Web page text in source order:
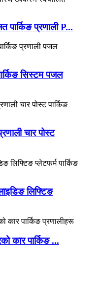
पार्किङ प्रणाली P...
सिस्टम पजल
चार पोस्ट
लिफ्टिङ
कार पार्किङ ...